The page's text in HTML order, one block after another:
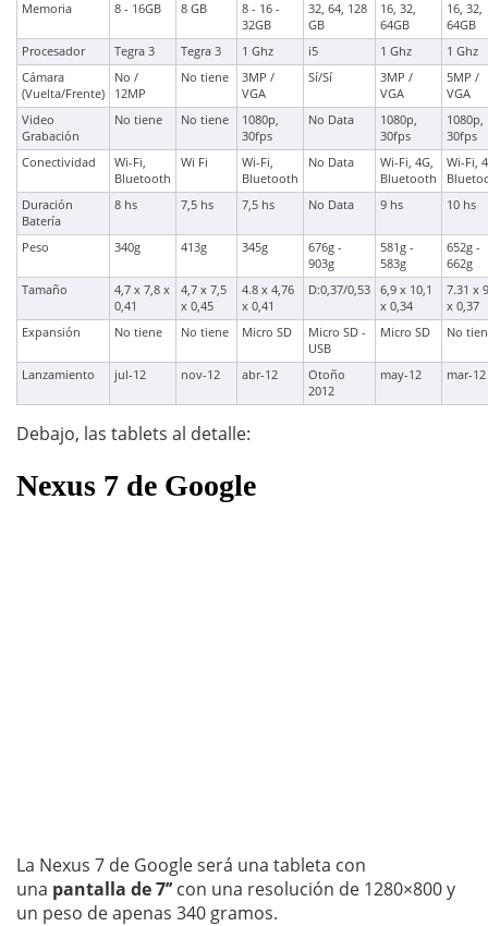
Memoria 8 - 16GB 8 GB
8 - 16 -
32GB
32, 64, 128
GB
16, 32,
64GB
16, 32,
64GB
Procesador
Tegra 3 Tegra 3 1 Ghz i5 1 Ghz
1 Ghz
Cámara
(Vuelta/Frente)
No /
12MP
No tiene
3MP /
VGA
Sí/Sí
3MP /
VGA
5MP /
VGA
Video
Grabación
No tiene No tiene
1080p,
30fps
No Data
1080p,
30fps
1080p,
30fps
Conectividad
Wi-Fi,
Bluetooth
Wi Fi
Wi-Fi,
Bluetooth
No Data
Wi-Fi, 4G,
Bluetooth
Wi-Fi,
Duración
Batería
8 hs 7,5 hs 7,5 hs No Data 9 hs 10 hs
Peso 340g 413g 345g
676g -
903g
581g -
583g
652g -
662g
Tamaño
4,7 x 7,8 x
0,41
4,7 x 7,5
x 0,45
4.8 x 4,76
x 0,41
D:0,37/0,53
6,9 x 10,1
x 0,34
7.31 x
x 0,37
Expansión
No tiene No tiene Micro SD
Micro SD -
USB
Micro SD No
Lanzamiento jul-12 nov-12 abr-12
Otoño
2012
may-12 mar-12
Debajo, las tablets al detalle:
Nexus 7 de Google
La Nexus 7 de Google será una tableta con
una pantalla de 7’’con una resolución de 1280×800 y
un peso de apenas 340 gramos.